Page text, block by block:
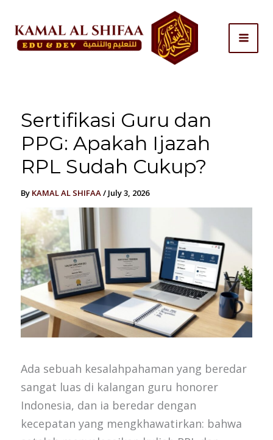
content
Sertifikasi Guru dan
PPG: Apakah Ijazah
RPL Sudah Cukup?
By KAMAL AL SHIFAA/ July 3, 2026
Ada sebuah kesalahpahaman yang beredar
sangat luas di kalangan guru honorer
Indonesia, dan ia beredar dengan
kecepatan yang mengkhawatirkan: bahwa